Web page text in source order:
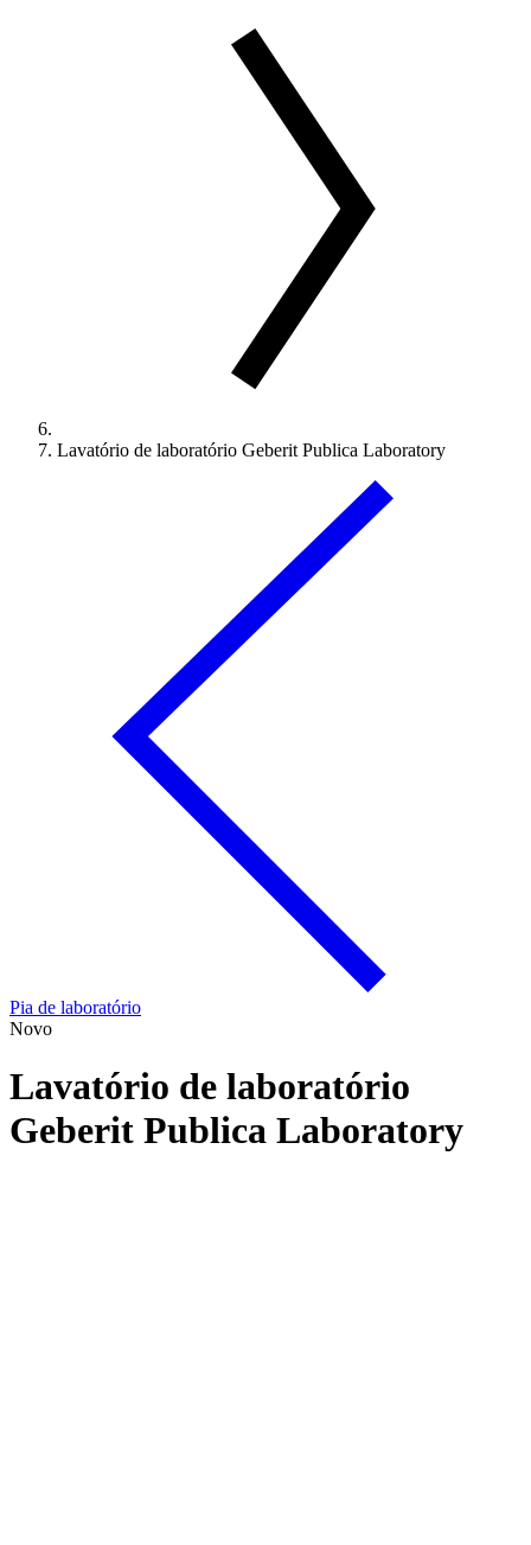
Lavatório de laboratório Geberit Publica Laboratory
Pia de laboratório
Novo
Lavatório de laboratório
Geberit Publica Laboratory